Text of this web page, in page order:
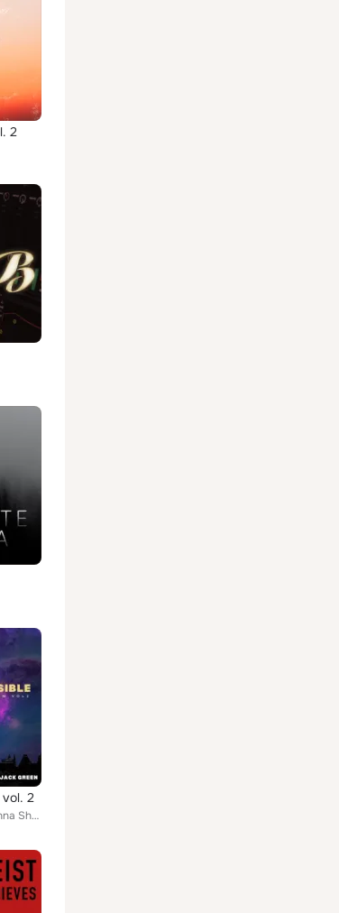
2
vol. 2
11 One/Music feat. Brianna Shelko